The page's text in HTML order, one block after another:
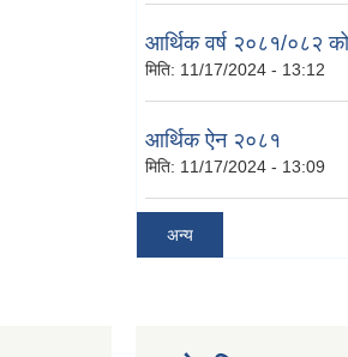
आर्थिक वर्ष २०८१/०८२
मिति: 11/17/2024 - 13:12
आर्थिक ऐन २०८१
मिति: 11/17/2024 - 13:09
अन्य